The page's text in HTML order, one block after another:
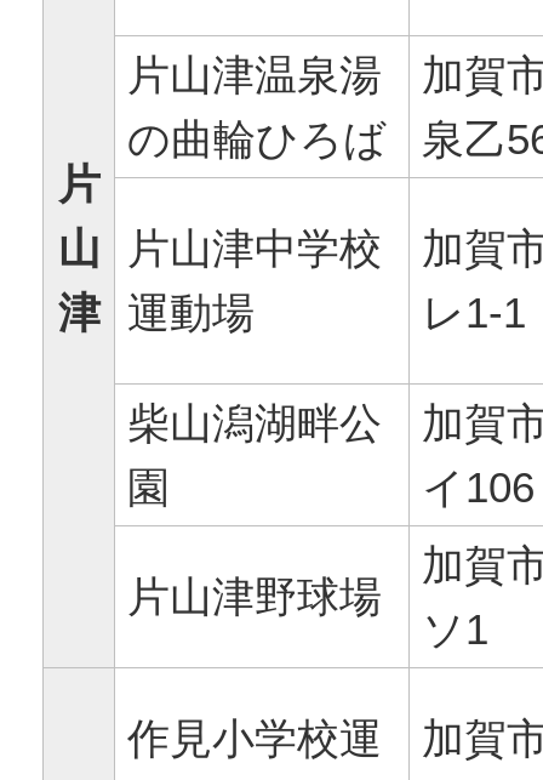
片
山
津
片山津温泉湯
の曲輪ひろば
加賀
泉乙
片山津中学校
運動場
加賀
レ1-1
柴山潟湖畔公
園
加賀
イ106
片山津野球場
加賀
ソ1
作見小学校運
加賀